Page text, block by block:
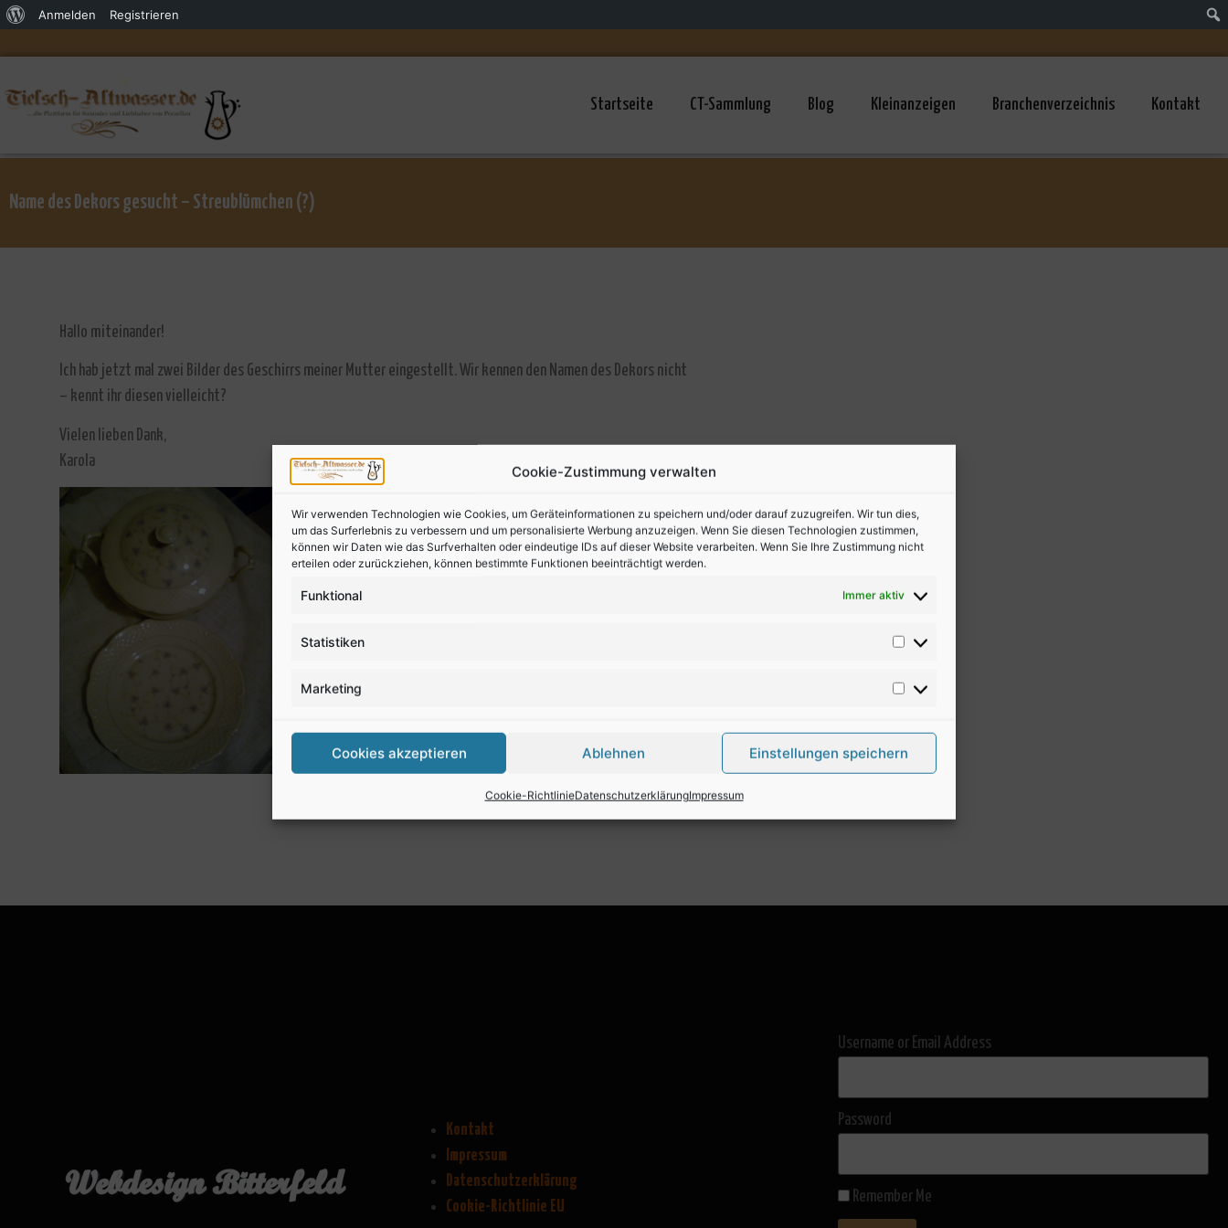
Cookie-Zustimmung verwalten
Wir verwenden Technologien wie Cookies, um Geräteinformationen zu speichern und/oder darauf zuzugreifen. Wir tun dies,
um das Surferlebnis zu verbessern und um personalisierte Werbung anzuzeigen. Wenn Sie diesen Technologien zustimmen,
können wir Daten wie das Surfverhalten oder eindeutige IDs auf dieser Website verarbeiten. Wenn Sie Ihre Zustimmung nicht
erteilen oder zurückziehen, können bestimmte Funktionen beeinträchtigt werden.
Funktional Immer aktiv
Statistiken
Marketing
Cookies akzeptieren Ablehnen Einstellungen speichern
Cookie-RichtlinieDatenschutzerklärungImpressum
Anmelden Registrieren
Startseite CT-Sammlung Blog Kleinanzeigen Branchenverzeichnis Kontakt
Name des Dekors gesucht – Streublümchen (?)
Hallo miteinander!
Ich hab jetzt mal zwei Bilder des Geschirrs meiner Mutter eingestellt. Wir kennen den Namen des Dekors nicht
– kennt ihr diesen vielleicht?
Vielen lieben Dank,
Karola
Kontakt
Impressum
Datenschutzerklärung
Cookie-Richtlinie EU
Username or Email Address
Password
Remember Me